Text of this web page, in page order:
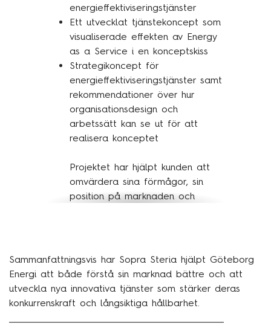
energieffektiviseringstjänster
Ett utvecklat tjänstekoncept som
visualiserade effekten av Energy
as a Service i en konceptskiss
Strategikoncept för
energieffektiviseringstjänster samt
rekommendationer över hur
organisationsdesign och
arbetssätt kan se ut för att
realisera konceptet
Projektet har hjälpt kunden att
omvärdera sina förmågor, sin
position på marknaden och
avslutats etablerat ett agilt team
som arbetar för att introducera
ett av koncepten på marknaden.
Genom att introducera nya
konceptet, kommer Göteborg
Sammanfattningsvis har Sopra Steria hjälpt Göteborg
Energi att både förstå sin marknad bättre och att
utveckla nya innovativa tjänster som stärker deras
konkurrenskraft och långsiktiga hållbarhet.